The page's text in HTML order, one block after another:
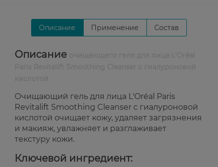
Описание Применение Состав
Описание
Очищающий гель для лица L'Oréal Paris
Revitalift Smoothing Cleanser с гиалуроновой
кислотой очищает кожу, удаляет загрязнения
и макияж, увлажняет и разглаживает
текстуру кожи.
Ключевой ингредиент: